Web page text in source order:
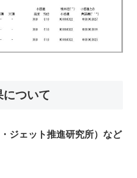
ついて
ジェット推進研究所）など